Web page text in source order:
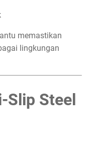
memastikan
lingkungan
Slip Steel